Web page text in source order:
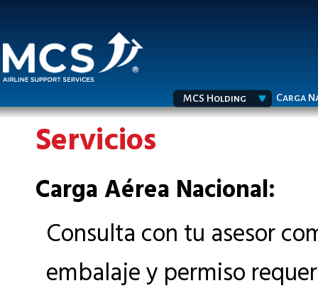
MCS Holding Carga
Servicios
Carga Aérea Nacional:
Consulta con tu asesor
embalaje y permiso